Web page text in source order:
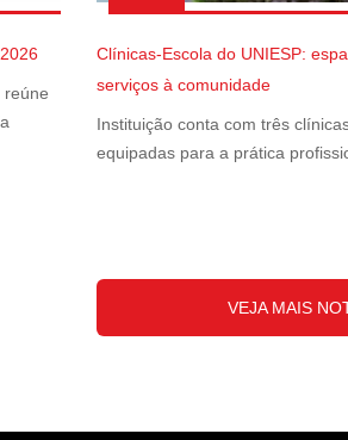
reúne
Clínicas-Escola do UNIESP:
serviços à comunidade
Instituição conta com três
equipadas para a prática
VEJA MAIS